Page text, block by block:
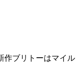
作ブリトーはマイル